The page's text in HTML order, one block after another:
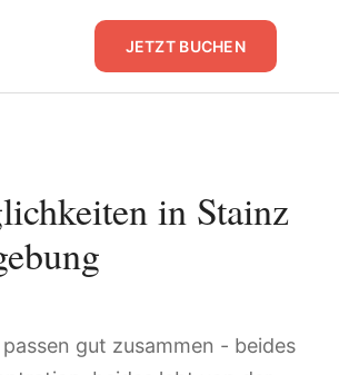
JETZT BUCHEN
in Stainz
gut zusammen - beides